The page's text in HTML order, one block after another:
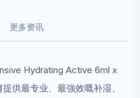
更多资讯
Hydrating Active 6ml x
供最专业、最強效嘅补湿、